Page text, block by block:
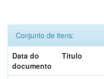
Conjunto de itens:
Data do
documento
Título